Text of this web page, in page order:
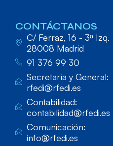
CONTÁCTANOS
C/ Ferraz, 16 - 3º Izq.
28008 Madrid
91 376 99 30
Secretaría y General:
rfedi@rfedi.es
Contabilidad:
contabilidad@rfedi.es
Comunicación:
info@rfedi.es